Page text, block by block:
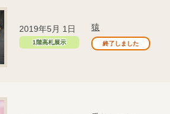
2019年5月 1日
1階高札展示
猿
終了しました